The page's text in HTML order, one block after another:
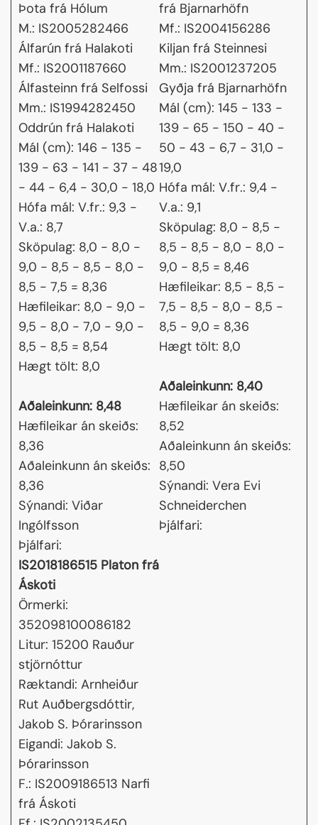
Þota frá Hólum
M.: IS2005282466
Álfarún frá Halakoti
Mf.: IS2001187660
Álfasteinn frá Selfossi
Mm.: IS1994282450
Oddrún frá Halakoti
Mál (cm): 146 - 135 -
139 - 63 - 141 - 37 - 48
- 44 - 6,4 - 30,0 - 18,0
Hófa mál: V.fr.: 9,3 -
V.a.: 8,7
Sköpulag: 8,0 - 8,0 -
9,0 - 8,5 - 8,5 - 8,0 -
8,5 - 7,5 = 8,36
Hæfileikar: 8,0 - 9,0 -
9,5 - 8,0 - 7,0 - 9,0 -
8,5 - 8,5 = 8,54
Hægt tölt: 8,0
Aðaleinkunn: 8,48
Hæfileikar án skeiðs:
8,36
Aðaleinkunn án skeiðs:
8,36
Sýnandi: Viðar
Ingólfsson
Þjálfari:
frá Bjarnarhöfn
Mf.: IS2004156286
Kiljan frá Steinnesi
Mm.: IS2001237205
Gyðja frá Bjarnarhöfn
Mál (cm): 145 - 133 -
139 - 65 - 150 - 40 -
50 - 43 - 6,7 - 31,0 -
19,0
Hófa mál: V.fr.: 9,4 -
V.a.: 9,1
Sköpulag: 8,0 - 8,5 -
8,5 - 8,5 - 8,0 - 8,0 -
9,0 - 8,5 = 8,46
Hæfileikar: 8,5 - 8,5 -
7,5 - 8,5 - 8,0 - 8,5 -
8,5 - 9,0 = 8,36
Hægt tölt: 8,0
Aðaleinkunn: 8,40
Hæfileikar án skeiðs:
8,52
Aðaleinkunn án skeiðs:
8,50
Sýnandi: Vera Evi
Schneiderchen
Þjálfari:
IS2018186515 Platon frá
Áskoti
Örmerki:
352098100086182
Litur: 15200 Rauður
stjörnóttur
Ræktandi: Arnheiður
Rut Auðbergsdóttir,
Jakob S. Þórarinsson
Eigandi: Jakob S.
Þórarinsson
F.: IS2009186513 Narfi
frá Áskoti